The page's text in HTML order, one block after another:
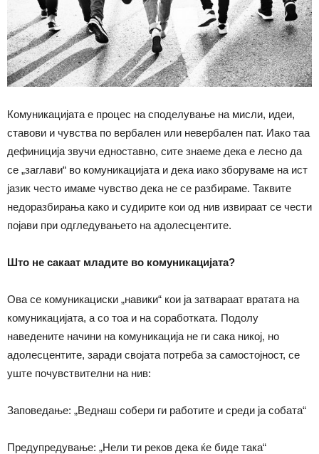
Комуникацијата е процес на споделување на мисли, идеи,
ставови и чувства по вербален или невербален пат. Иако таа
дефиниција звучи едноставно, сите знаеме дека е лесно да
се „заглави“ во комуникацијата и дека иако зборуваме на ист
јазик често имаме чувство дека не се разбираме. Таквите
недоразбирања како и судирите кои од нив извираат се чести
појави при одгледувањето на адолесцентите.
Што не сакаат младите во комуникацијата?
Ова се комуникациски „навики“ кои ја затвараат вратата на
комуникацијата, а со тоа и на соработката. Подолу
наведените начини на комуникација не ги сака никој, но
адолесцентите, заради својата потреба за самостојност, се
уште почувствителни на нив:
Заповедање: „Веднаш собери ги работите и среди ја собата“
Предупредување: „Нели ти реков дека ќе биде така“